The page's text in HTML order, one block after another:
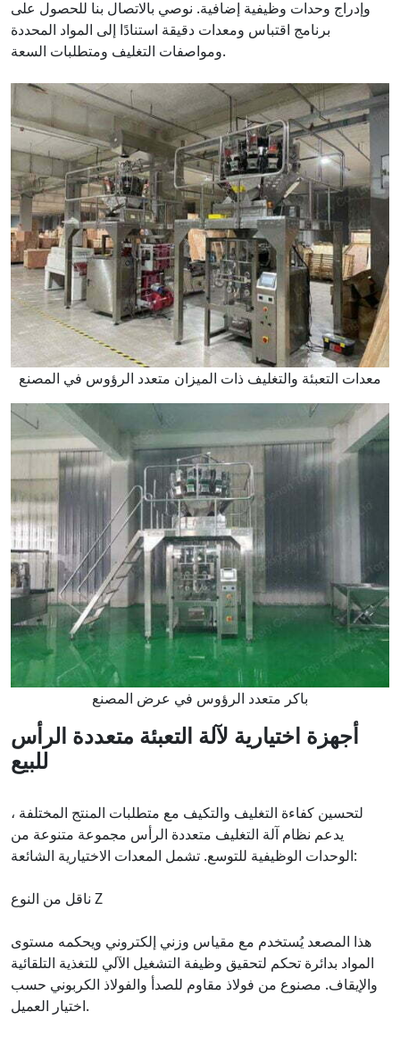
وإدراج وحدات وظيفية إضافية. نوصي بالاتصال بنا للحصول على
برنامج اقتباس ومعدات دقيقة استنادًا إلى المواد المحددة
ومواصفات التغليف ومتطلبات السعة.
معدات التعبئة والتغليف ذات الميزان متعدد الرؤوس في المصنع
باكر متعدد الرؤوس في عرض المصنع
أجهزة اختيارية لآلة التعبئة متعددة الرأس
للبيع
لتحسين كفاءة التغليف والتكيف مع متطلبات المنتج المختلفة ،
يدعم نظام آلة التغليف متعددة الرأس مجموعة متنوعة من
الوحدات الوظيفية للتوسع. تشمل المعدات الاختيارية الشائعة:
ناقل من النوع Z
هذا المصعد يُستخدم مع مقياس وزني إلكتروني ويحكمه مستوى
المواد بدائرة تحكم لتحقيق وظيفة التشغيل الآلي للتغذية التلقائية
والإيقاف. مصنوع من فولاذ مقاوم للصدأ والفولاذ الكربوني حسب
اختيار العميل.